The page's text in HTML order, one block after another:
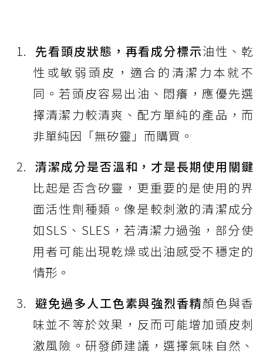
先看頭皮狀態，再看成分標示油性、乾
性或敏弱頭皮，適合的清潔力本就不
同。若頭皮容易出油、悶癢，應優先選
擇清潔力較清爽、配方單純的產品，而
非單純因「無矽靈」而購買。
清潔成分是否溫和，才是長期使用關鍵
比起是否含矽靈，更重要的是使用的界
面活性劑種類。像是較刺激的清潔成分
如SLS、SLES，若清潔力過強，部分使
用者可能出現乾燥或出油感受不穩定的
情形。
避免過多人工色素與強烈香精顏色與香
味並不等於效果，反而可能增加頭皮刺
激風險。研發師建議，選擇氣味自然、